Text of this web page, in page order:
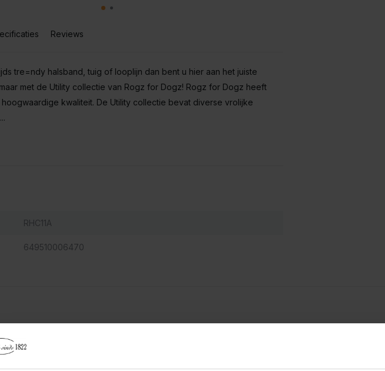
Reviews
tre=ndy halsband, tuig of looplijn dan bent u hier aan het juiste
met de Utility collectie van Rogz for Dogz! Rogz for Dogz heeft
kwaliteit. De Utility collectie bevat diverse vrolijke
RHC11A
649510006470
over dit product..